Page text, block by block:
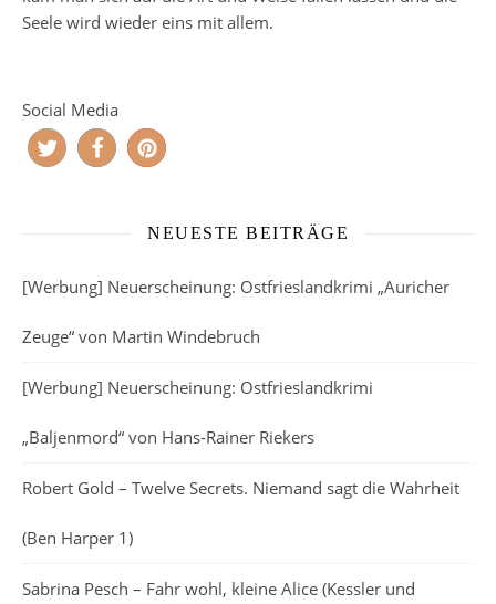
Seele wird wieder eins mit allem.
Social Media
NEUESTE BEITRÄGE
[Werbung] Neuerscheinung: Ostfrieslandkrimi „Auricher
Zeuge“ von Martin Windebruch
[Werbung] Neuerscheinung: Ostfrieslandkrimi
„Baljenmord“ von Hans-Rainer Riekers
Robert Gold – Twelve Secrets. Niemand sagt die Wahrheit
(Ben Harper 1)
Sabrina Pesch – Fahr wohl, kleine Alice (Kessler und